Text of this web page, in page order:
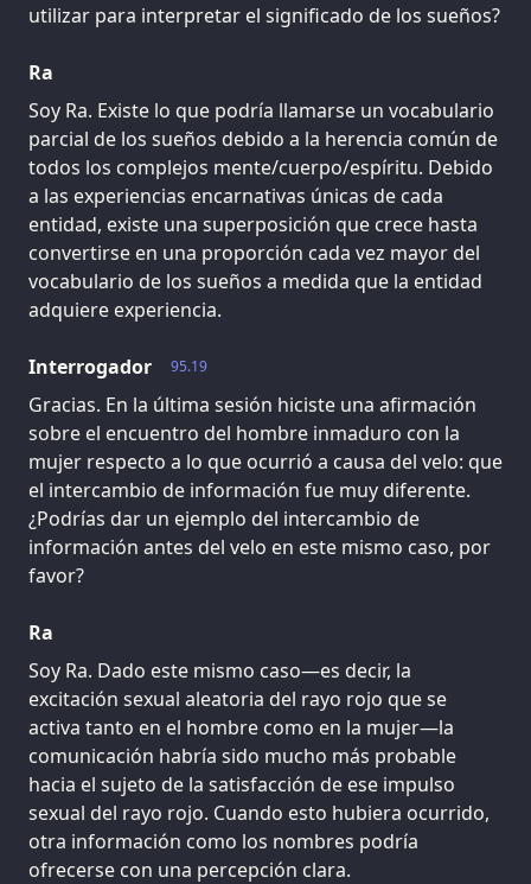
utilizar para interpretar el significado de los sueños?
Ra
Soy Ra. Existe lo que podría llamarse un vocabulario
parcial de los sueños debido a la herencia común de
todos los complejos mente/cuerpo/espíritu. Debido
a las experiencias encarnativas únicas de cada
entidad, existe una superposición que crece hasta
convertirse en una proporción cada vez mayor del
vocabulario de los sueños a medida que la entidad
adquiere experiencia.
95.19
Interrogador
Gracias. En la última sesión hiciste una afirmación
sobre el encuentro del hombre inmaduro con la
mujer respecto a lo que ocurrió a causa del velo: que
el intercambio de información fue muy diferente.
¿Podrías dar un ejemplo del intercambio de
información antes del velo en este mismo caso, por
favor?
Ra
Soy Ra. Dado este mismo caso—es decir, la
excitación sexual aleatoria del rayo rojo que se
activa tanto en el hombre como en la mujer—la
comunicación habría sido mucho más probable
hacia el sujeto de la satisfacción de ese impulso
sexual del rayo rojo. Cuando esto hubiera ocurrido,
otra información como los nombres podría
ofrecerse con una percepción clara.